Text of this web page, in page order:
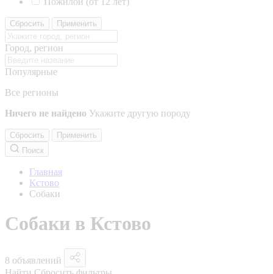
Сбросить Применить
Город, регион
Популярные
Все регионы
Ничего не найдено Укажите другую породу
Сбросить
Применить
Поиск
Главная
Кстово
Собаки
Собаки в Кстово
8 объявлений